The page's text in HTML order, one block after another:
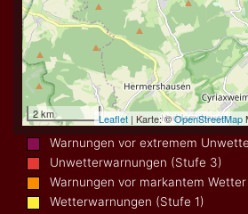
Warnungen vor extremem
Unwetterwarnungen (Stufe 3)
Warnungen vor markantem
Wetterwarnungen (Stufe 1)